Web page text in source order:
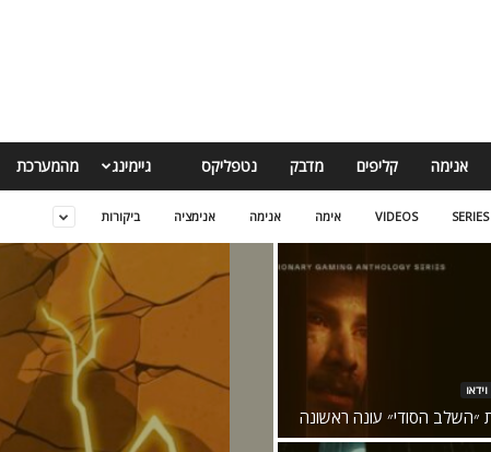
מהמערכת גיימינג נטפליקס מדבק קליפים אנימה
SERIES
VIDEOS אימה אנימה אנימציה ביקורות
״השלב הסודי״ עונה ראשונה